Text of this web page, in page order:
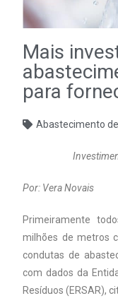
Mais
para
Abastecimento
Por: Vera Novais
Primeiramente
milhões de metros
condutas de
com dados da
Resíduos (ERSAR),